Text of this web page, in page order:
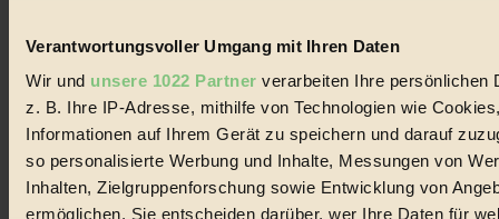
Verantwortungsvoller Umgang mit Ihren Daten
Wir und unsere 1022 Partner verarbeiten Ihre persönlichen
z. B. Ihre IP-Adresse, mithilfe von Technologien wie
Informationen auf Ihrem Gerät zu speichern und darauf
so personalisierte Werbung und Inhalte, Messungen von
Inhalten, Zielgruppenforschung sowie Entwicklung von
ermöglichen. Sie entscheiden darüber, wer Ihre Daten für
Nachhaltigkeit
Vegan